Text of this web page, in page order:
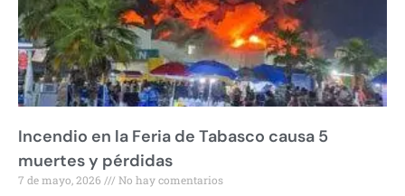
Incendio en la Feria de Tabasco causa 5
muertes y pérdidas
7 de mayo, 2026 No hay comentarios